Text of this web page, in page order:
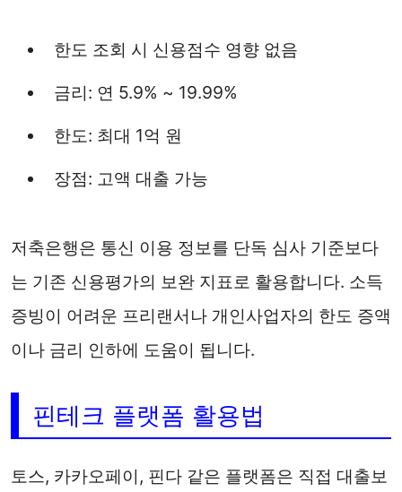
한도 조회 시 신용점수 영향 없음
금리: 연 5.9% ~ 19.99%
한도: 최대 1억 원
장점: 고액 대출 가능
저축은행은 통신 이용 정보를 단독 심사 기준보다
는 기존 신용평가의 보완 지표로 활용합니다. 소득
증빙이 어려운 프리랜서나 개인사업자의 한도 증액
이나 금리 인하에 도움이 됩니다.
핀테크 플랫폼 활용법
토스, 카카오페이, 핀다 같은 플랫폼은 직접 대출보